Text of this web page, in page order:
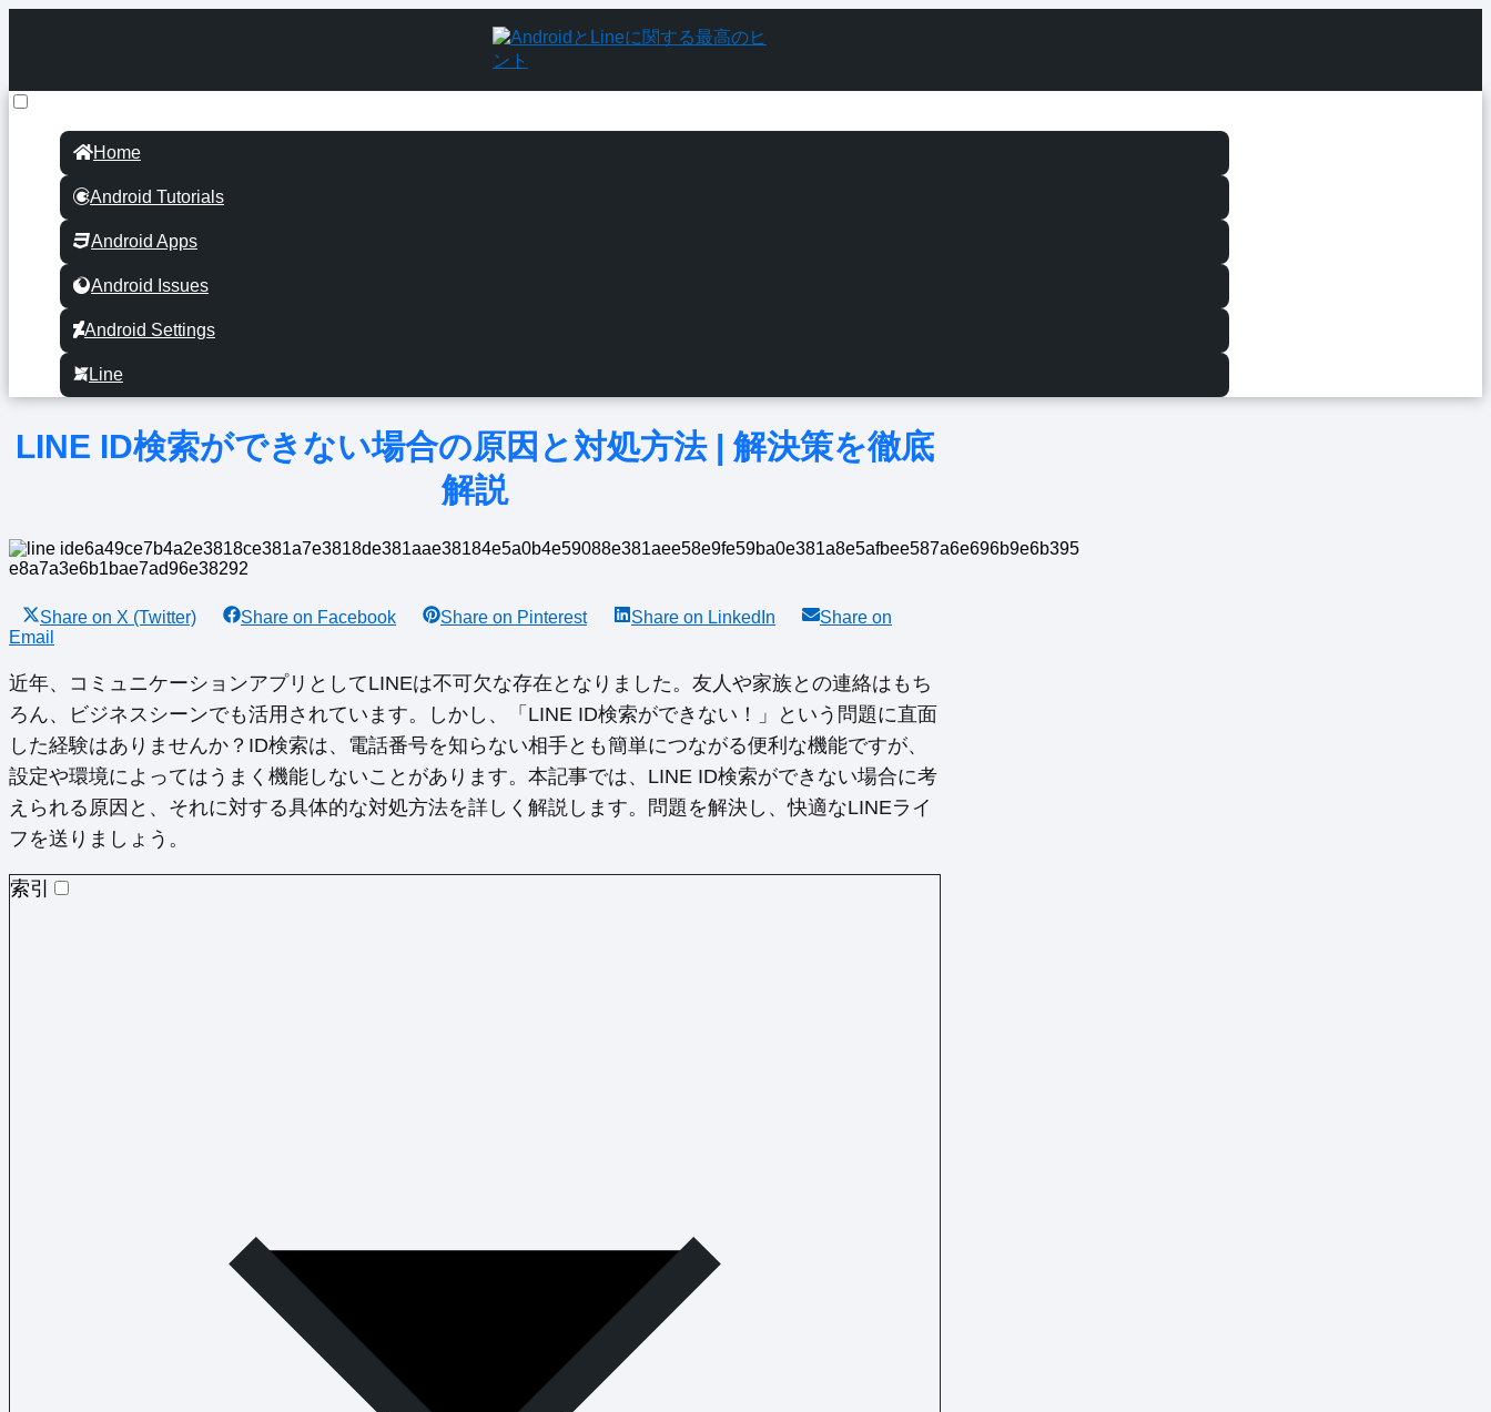
Home
Android Tutorials
Android Apps
Android Issues
Android Settings
Line
LINE ID検索ができない場合の原因と対処方法 | 解決策を徹底
解説
Share on X (Twitter) Share on Facebook Share on Pinterest Share on LinkedIn
Share on
Email
近年、コミュニケーションアプリとしてLINEは不可欠な存在となりました。友人や家族との連絡はもち
ろん、ビジネスシーンでも活用されています。しかし、「LINE ID検索ができない！」という問題に直面
した経験はありませんか？ID検索は、電話番号を知らない相手とも簡単につながる便利な機能ですが、
設定や環境によってはうまく機能しないことがあります。本記事では、LINE ID検索ができない場合に考
えられる原因と、それに対する具体的な対処方法を詳しく解説します。問題を解決し、快適なLINEライ
フを送りましょう。
索引